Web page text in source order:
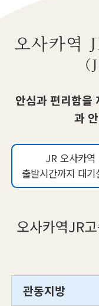
오사카역
안심과 편리함을
과
JR 오사카
출발시간까지 대
오사카역JR
관동지방